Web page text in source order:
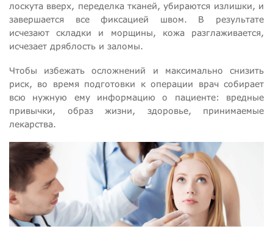
лоскута вверх, переделка тканей, убираются излишки, и
завершается все фиксацией швом. В результате
исчезают складки и морщины, кожа разглаживается,
исчезает дряблость и заломы.
Чтобы избежать осложнений и максимально снизить
риск, во время подготовки к операции врач собирает
всю нужную ему информацию о пациенте: вредные
привычки, образ жизни, здоровье, принимаемые
лекарства.